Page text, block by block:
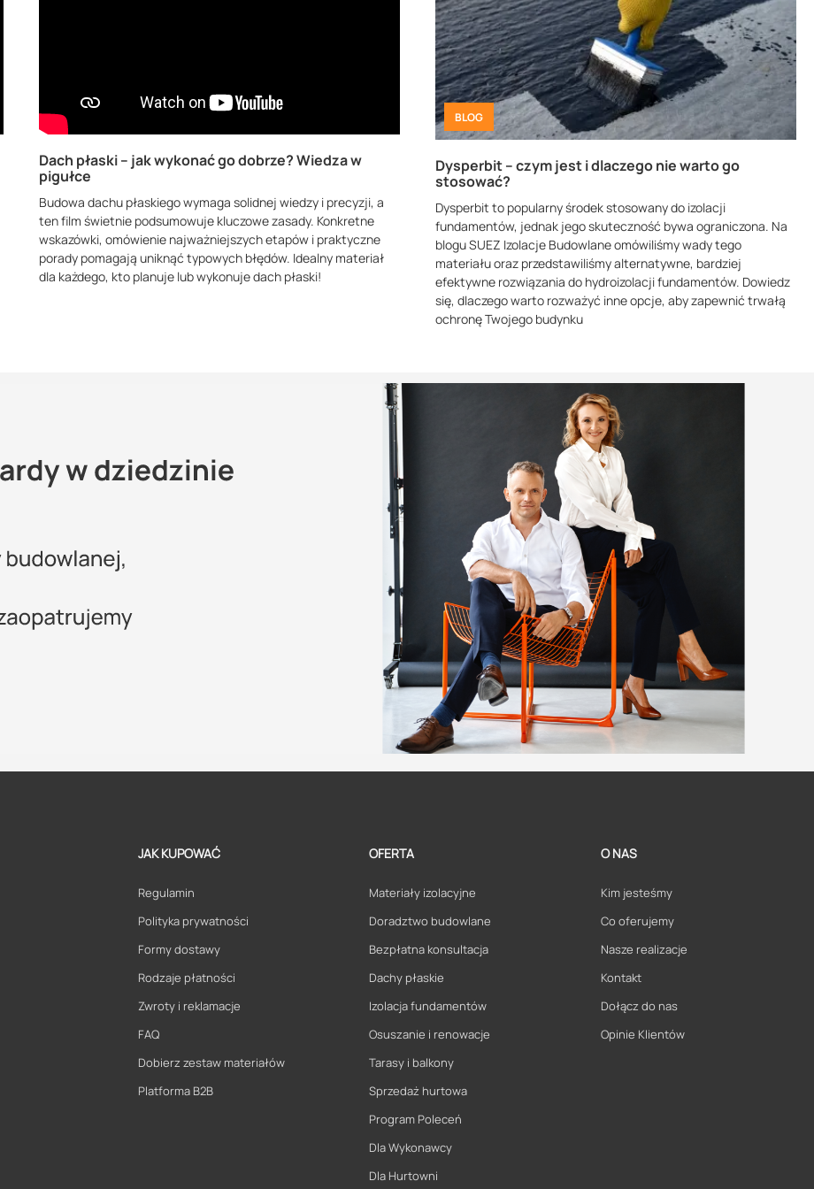
Dach płaski – jak wykonać go dobrze? Wiedza w
pigułce
Budowa dachu płaskiego wymaga solidnej wiedzy i precyzji, a
ten film świetnie podsumowuje kluczowe zasady. Konkretne
wskazówki, omówienie najważniejszych etapów i praktyczne
porady pomagają uniknąć typowych błędów. Idealny materiał
dla każdego, kto planuje lub wykonuje dach płaski!
BLOG
Dysperbit – czym jest i dlaczego nie warto go
stosować?
Dysperbit to popularny środek stosowany do izolacji
fundamentów, jednak jego skuteczność bywa ograniczona. Na
blogu SUEZ Izolacje Budowlane omówiliśmy wady tego
materiału oraz przedstawiliśmy alternatywne, bardziej
efektywne rozwiązania do hydroizolacji fundamentów. Dowiedz
się, dlaczego warto rozważyć inne opcje, aby zapewnić trwałą
ochronę Twojego budynku
JAK KUPOWAĆ
Regulamin
Polityka prywatności
Formy dostawy
Rodzaje płatności
Zwroty i reklamacje
FAQ
Dobierz zestaw materiałów
Platforma B2B
OFERTA
Materiały izolacyjne
Doradztwo budowlane
Bezpłatna konsultacja
Dachy płaskie
Izolacja fundamentów
Osuszanie i renowacje
Tarasy i balkony
Sprzedaż hurtowa
Program Poleceń
Dla Wykonawcy
Dla Hurtowni
O NAS
Kim jesteśmy
Co oferujemy
Nasze realizacje
Kontakt
Dołącz do nas
Opinie Klientów